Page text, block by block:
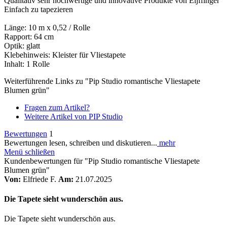
Einfach zu tapezieren
Länge: 10 m x 0,52 / Rolle
Rapport: 64 cm
Optik: glatt
Klebehinweis: Kleister für Vliestapete
Inhalt: 1 Rolle
Weiterführende Links zu "Pip Studio romantische Vliestapete
Blumen grün"
Fragen zum Artikel?
Weitere Artikel von PIP Studio
Bewertungen 1
Bewertungen lesen, schreiben und diskutieren... mehr
Menü schließen
Kundenbewertungen für "Pip Studio romantische Vliestapete
Blumen grün"
Von: Elfriede F. Am: 21.07.2025
Die Tapete sieht wunderschön aus.
Die Tapete sieht wunderschön aus.